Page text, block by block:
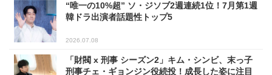
“唯一の10%超” ソ・ジソブ2週連続1位！7月第1週
韓ドラ出演者話題性トップ5
2026.07.08
「財閥 x 刑事 シーズン2」キム・シンビ、末っ子
刑事チェ・ギョンジン役続投！成長した姿に注目